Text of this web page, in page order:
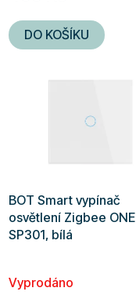
DO KOŠÍKU
BOT Smart vypínač
osvětlení Zigbee ONE
SP301, bílá
Vyprodáno